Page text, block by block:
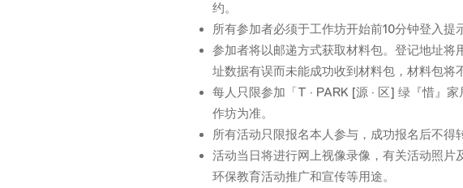
约。
所有参加者必须于工作坊开始前10分钟登入提
参加者将以邮递方式获取材料包。登记地址
址数据有误而未能成功收到材料包，材料包将
每人只限参加「T · PARK [源 · 区] 绿『惜』
作坊为准。
所有活动只限报名本人参与，成功报名后不得
活动当日将进行网上视像录像，有关活动照片
环保教育活动推广和宣传等用途。